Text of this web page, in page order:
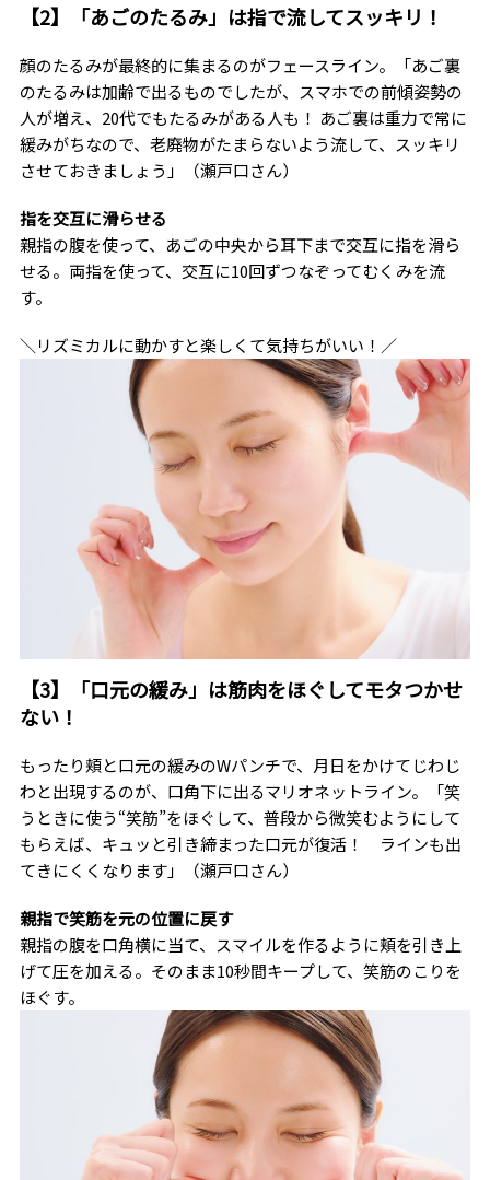
【2】「あごのたるみ」は指で流してスッキリ！
顔のたるみが最終的に集まるのがフェースライン。「あご裏
のたるみは加齢で出るものでしたが、スマホでの前傾姿勢の
人が増え、20代でもたるみがある人も！ あご裏は重力で常に
緩みがちなので、老廃物がたまらないよう流して、スッキリ
させておきましょう」（瀬戸口さん）
指を交互に滑らせる
親指の腹を使って、あごの中央から耳下まで交互に指を滑ら
せる。両指を使って、交互に10回ずつなぞってむくみを流
す。
＼リズミカルに動かすと楽しくて気持ちがいい！／
【3】「口元の緩み」は筋肉をほぐしてモタつかせ
ない！
もったり頬と口元の緩みのWパンチで、月日をかけてじわじ
わと出現するのが、口角下に出るマリオネットライン。「笑
うときに使う“笑筋”をほぐして、普段から微笑むようにして
もらえば、キュッと引き締まった口元が復活！ ラインも出
てきにくくなります」（瀬戸口さん）
親指で笑筋を元の位置に戻す
親指の腹を口角横に当て、スマイルを作るように頬を引き上
げて圧を加える。そのまま10秒間キープして、笑筋のこりを
ほぐす。